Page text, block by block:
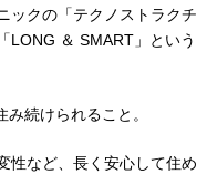
ックの「テクノストラクチ
LONG ＆ SMART 」という
続けられること。
性など、長く安心して住め